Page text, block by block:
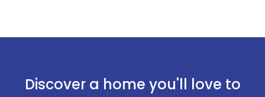
Discover a home you'll love to